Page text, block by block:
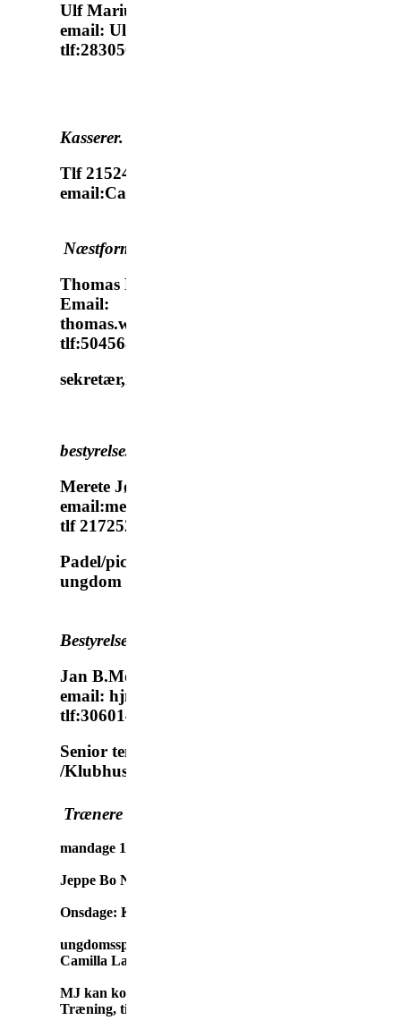
Ulf Mariussen
email: Ulfmariussen@gmail.com
tlf:28305077
Kasserer.
Tlf 21524710
email:Camilla96larsen@gmail.com
Næstformand
Thomas Fog
Email:
thomas.wurfel.fog@gmail.com
tlf:50456806
sekretær,mv
bestyrelsesmedlem:
Merete Jørck
email:merete.jorck@gmail.com
tlf 21725272
Padel/pickleball/
ungdom tennis og padel
Bestyrelsesmedlem
Jan B.Mortensen
email: hjmortensen@hotmail.com
tlf:30601460
Senior tennis / hyggedouble / Baner
/Klubhus,
Trænere Ungdom Tennis:
mandage 16-1730
Jeppe Bo Nielsen, Søren Friis Solander,
Onsdage: Kl 17-18
ungdomsspiller : Luka P. Linnebjerg
Camilla Larsen ( ved afbud )
MJ kan kontaktes med ? omkring
Træning, tilmelding etc.